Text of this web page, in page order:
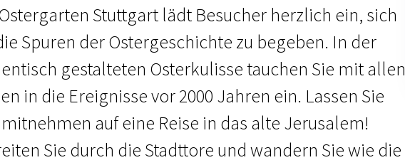
Stuttgart lädt Besucher herzlich ein, sich
Spuren der Ostergeschichte zu begeben. In der
gestalteten Osterkulisse tauchen Sie mit allen
in die Ereignisse vor 2000 Jahren ein. Lassen Sie
auf eine Reise in das alte Jerusalem!
Sie durch die Stadttore und wandern Sie wie die